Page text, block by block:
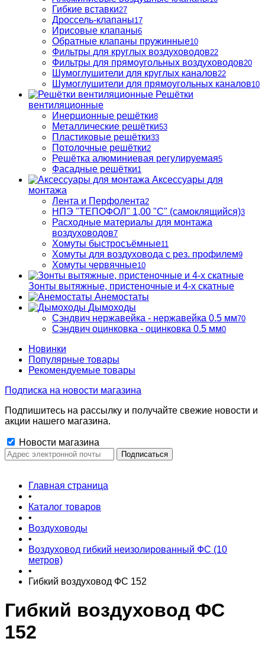
Гибкие вставки27
Дроссель-клапаны17
Ирисовые клапаны6
Обратные клапаны пружинные10
Фильтры для круглых воздуховодов22
Фильтры для прямоугольных воздуховодов20
Шумоглушители для круглых каналов22
Шумоглушители для прямоугольных каналов10
Решётки
вентиляционные
Инерционные решётки8
Металлические решётки53
Пластиковые решётки33
Потолочные решётки2
Решётка алюминиевая регулируемая5
Фасадные решётки1
Аксессуары для
монтажа
Лента и Перфолента2
НПЭ "ТЕПОФОЛ" 1,00 "С" (самоклящийся)3
Расходные материалы для монтажа
воздуховодов7
Хомуты быстросъёмные11
Хомуты для воздуховода с рез. профилем9
Хомуты червячные10
Зонты вытяжные, пристеночные и 4-х скатные
Анемостаты
Дымоходы
Сэндвич нержавейка - нержавейка 0.5 мм70
Сэндвич оцинковка - оцинковка 0.5 мм0
Новинки
Популярные товары
Рекомендуемые товары
Подписка на новости магазина
Подпишитесь на рассылку и получайте свежие новости и
акции нашего магазина.
Новости магазина
Главная страница
•
Каталог товаров
•
Воздуховоды
•
Воздуховод гибкий неизолированный ФС (10
метров)
•
Гибкий воздуховод ФС 152
Гибкий воздуховод ФС
152